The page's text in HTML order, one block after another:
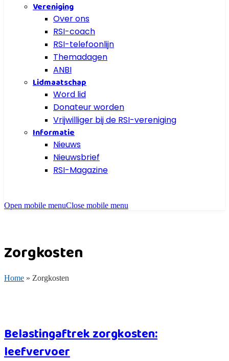
Vereniging
Over ons
RSI-coach
RSI-telefoonlijn
Themadagen
ANBI
Lidmaatschap
Word lid
Donateur worden
Vrijwilliger bij de RSI-vereniging
Informatie
Nieuws
Nieuwsbrief
RSI-Magazine
Open mobile menuClose mobile menu
Zorgkosten
Home » Zorgkosten
Belastingaftrek zorgkosten:
leefvervoer